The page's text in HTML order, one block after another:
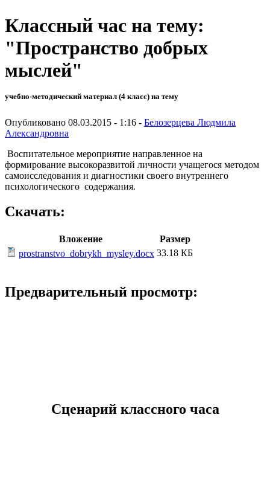
Классный час на тему:
"Пространство добрых
мыслей"
учебно-методический материал (4 класс) на тему
Опубликовано 08.03.2015 - 1:16 - Белозерцева Людмила
Александровна
Воспитательное мероприятие направленное на
формирование высокоразвитой личности учащегося методом
самоисследования и диагностики своего внутреннего
психологического содержания.
Скачать:
Вложение
Размер
prostranstvo_dobrykh_mysley.docx 33.18 КБ
Предварительный просмотр:
Сценарий классного часа